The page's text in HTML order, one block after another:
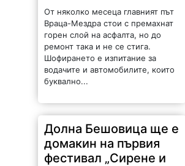
От няколко месеца главният път
Враца-Мездра стои с премахнат
горен слой на асфалта, но до
ремонт така и не се стига.
Шофирането е изпитание за
водачите и автомобилите, които
буквално...
Долна Бешовица ще е
домакин на първия
фестивал „Сирене и